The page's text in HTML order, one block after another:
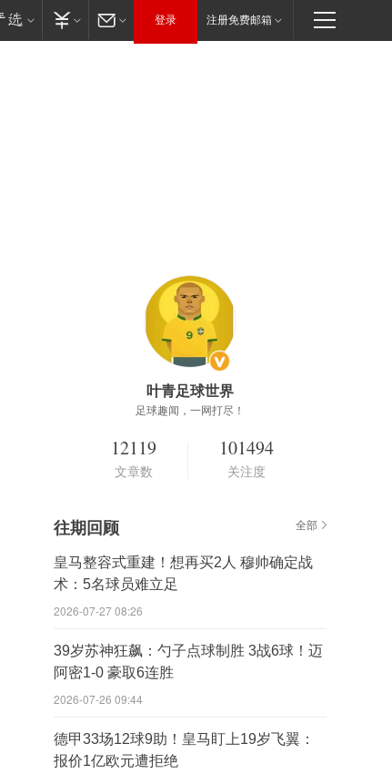
登录 注册免费邮箱
叶青足球世界
足球趣闻，一网打尽！
12119
文章数
101494
关注度
往期回顾 全部
皇马整容式重建！想再买2人 穆帅确定战
术：5名球员难立足
2026-07-27 08:26
39岁苏神狂飙：勺子点球制胜 3战6球！迈
阿密1-0 豪取6连胜
2026-07-26 09:44
德甲33场12球9助！皇马盯上19岁飞翼：
报价1亿欧元遭拒绝